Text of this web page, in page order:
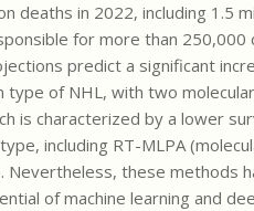
deaths in 2022, including 1.5
for more than 250,000
predict a significant
type of NHL, with two
is characterized by a lower
including RT-MLPA
these methods
of machine learning and